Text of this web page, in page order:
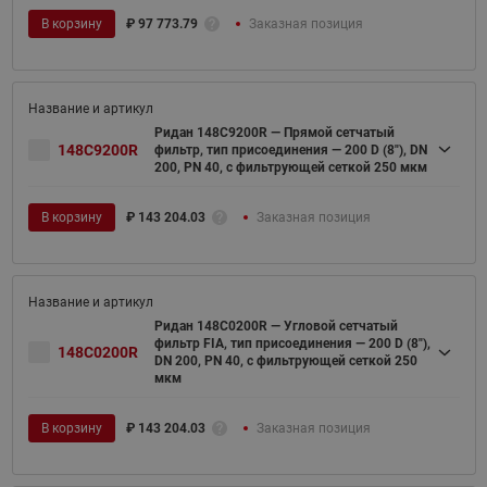
В корзину ₽ 97 773.79 Заказная позиция
148C9200R
Ридан 148C9200R — Прямой сетчатый
фильтр, тип присоединения — 200 D (8"), DN
200, PN 40, c фильтрующей сеткой 250 мкм
В корзину ₽ 143 204.03 Заказная позиция
148C0200R
Ридан 148C0200R — Угловой сетчатый
фильтр FIA, тип присоединения — 200 D (8"),
DN 200, PN 40, c фильтрующей сеткой 250
мкм
В корзину ₽ 143 204.03 Заказная позиция